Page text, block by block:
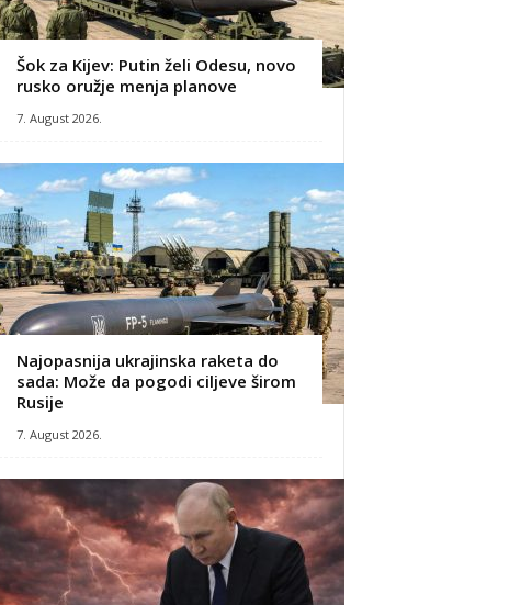
Šok za Kijev: Putin želi Odesu, novo
rusko oružje menja planove
7. August 2026.
Najopasnija ukrajinska raketa do
sada: Može da pogodi ciljeve širom
Rusije
7. August 2026.